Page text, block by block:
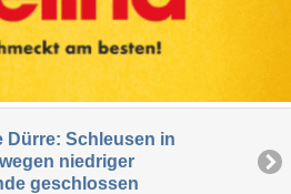
Dürre: Schleusen in
niedriger
geschlossen